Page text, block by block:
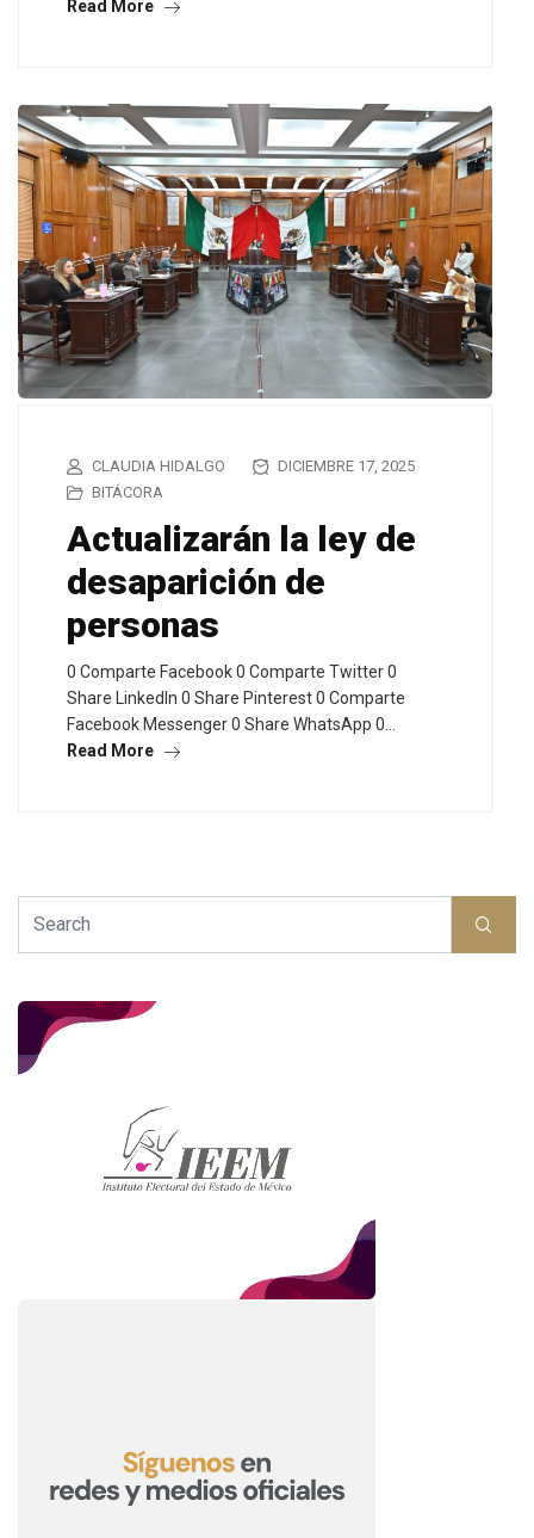
Read More
CLAUDIA HIDALGO
DICIEMBRE 17, 2025
BITÁCORA
Actualizarán la ley de
desaparición de
personas
0 Comparte Facebook 0 Comparte Twitter 0
Share LinkedIn 0 Share Pinterest 0 Comparte
Facebook Messenger 0 Share WhatsApp 0…
Read More